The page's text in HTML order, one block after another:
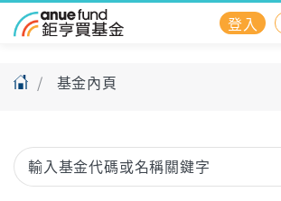
登入
基金內頁